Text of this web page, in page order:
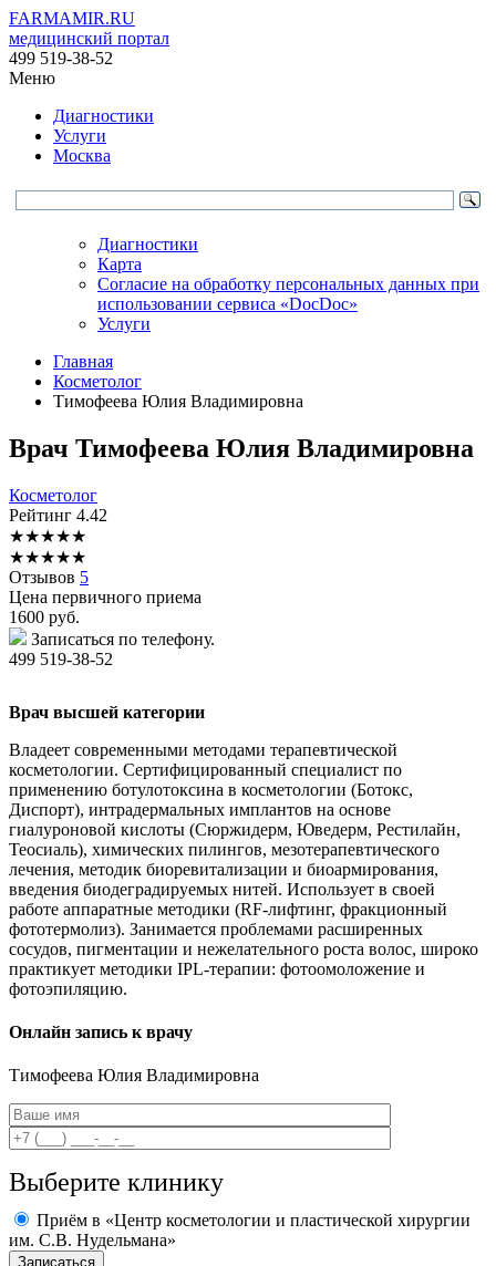
FARMAMIR.RU
медицинский портал
499 519-38-52
Меню
Диагностики
Услуги
Москва
Диагностики
Карта
Согласие на обработку персональных данных при
использовании сервиса «DocDoc»
Услуги
Главная
Косметолог
Тимофеева Юлия Владимировна
Врач Тимофеева Юлия Владимировна
Косметолог
Рейтинг 4.42
★★★★★
★★★★★
Отзывов 5
Цена первичного приема
1600 руб.
Записаться по телефону.
499 519-38-52
Врач высшей категории
Владеет современными методами терапевтической
косметологии. Сертифицированный специалист по
применению ботулотоксина в косметологии (Ботокс,
Диспорт), интрадермальных имплантов на основе
гиалуроновой кислоты (Сюржидерм, Юведерм, Рестилайн,
Теосиаль), химических пилингов, мезотерапевтического
лечения, методик биоревитализации и биоармирования,
введения биодеградируемых нитей. Использует в своей
работе аппаратные методики (RF-лифтинг, фракционный
фототермолиз). Занимается проблемами расширенных
сосудов, пигментации и нежелательного роста волос, широко
практикует методики IPL-терапии: фотоомоложение и
фотоэпиляцию.
Онлайн запись к врачу
Тимофеева Юлия Владимировна
Выберите клинику
Приём в «Центр косметологии и пластической хирургии
им. С.В. Нудельмана»